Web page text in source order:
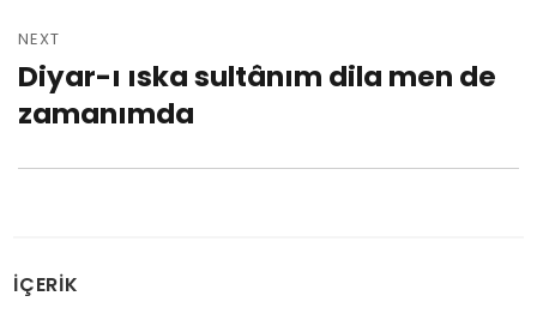
NEXT
Next
post:
Diyar-ı ıska sultânım dila men de
zamanımda
İÇERİK